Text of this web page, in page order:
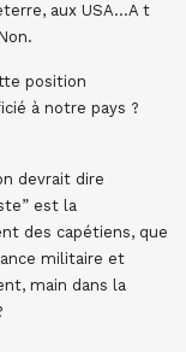
aux USA…A t
position
à notre pays ?
devrait dire
est la
des capétiens, que
militaire et
main dans la